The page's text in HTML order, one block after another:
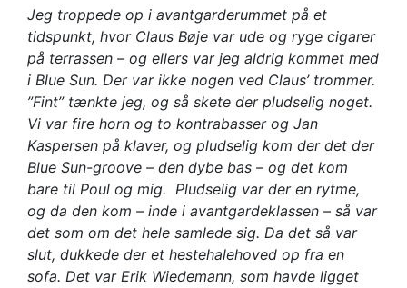
Jeg troppede op i avantgarderummet på et
tidspunkt, hvor Claus Bøje var ude og ryge cigarer
på terrassen – og ellers var jeg aldrig kommet med
i Blue Sun. Der var ikke nogen ved Claus’ trommer.
”Fint” tænkte jeg, og så skete der pludselig noget.
Vi var fire horn og to kontrabasser og Jan
Kaspersen på klaver, og pludselig kom der det der
Blue Sun-groove – den dybe bas – og det kom
bare til Poul og mig. Pludselig var der en rytme,
og da den kom – inde i avantgardeklassen – så var
det som om det hele samlede sig. Da det så var
slut, dukkede der et hestehalehoved op fra en
sofa. Det var Erik Wiedemann, som havde ligget